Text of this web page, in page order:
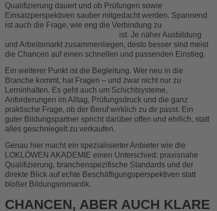
Qualifizierung dauert und ob Prüfungen sowie
Einsatzperspektiven sauber mitgedacht werden. Spannend
ist auch die Frage, wie eng die Verbindung zu
ist. Je näher Ausbildung
und Arbeitsmarkt zusammenliegen, desto besser sind meist
die Chancen auf einen schnellen und passenden Einstieg.
Ein weiterer Punkt ist die Begleitung. Wer neu in die
Branche kommt, hat Fragen – und zwar nicht nur zu
Lerninhalten. Es geht auch um Schichtsysteme,
Anforderungen im Alltag, Prüfungsdruck und die ganz
praktische Frage, ob der Beruf wirklich zu dir passt. Ein
guter Bildungspartner spricht darüber offen und ehrlich, statt
alles geschniegelt zu verkaufen.
Genau hier macht ein spezialisierter Anbieter wie die
LOKLÖWEN AKADEMIE einen Unterschied: praxisnahe
Qualifizierung, branchenspezifische Standards und der
direkte Blick auf echte Beschäftigungsperspektiven statt
bloßer Bildungsromantik.
CHANCEN, ABER AUCH KLARE